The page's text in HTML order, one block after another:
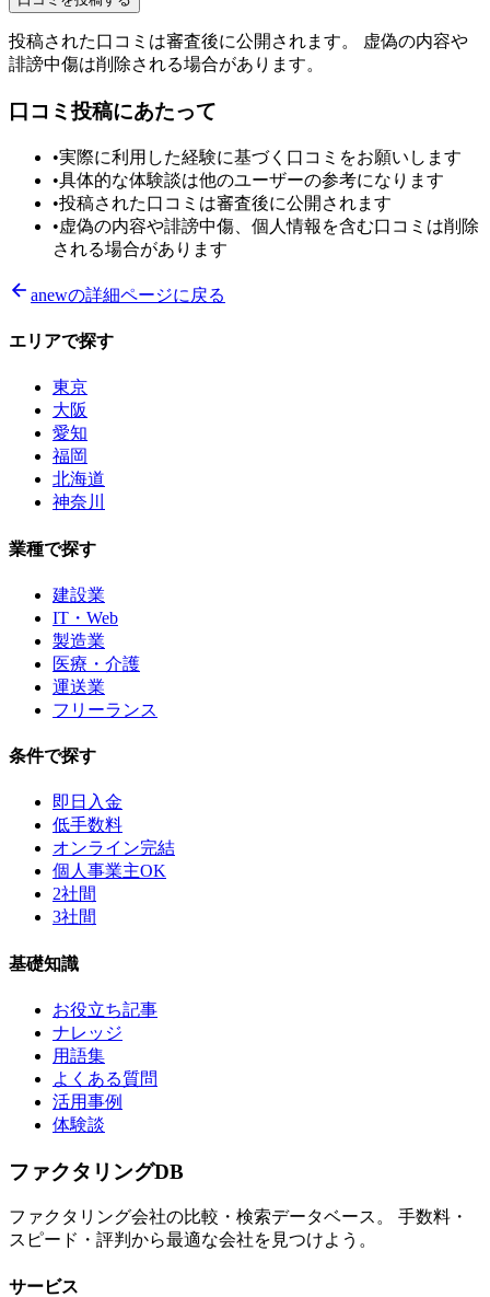
投稿された口コミは審査後に公開されます。 虚偽の内容や
誹謗中傷は削除される場合があります。
口コミ投稿にあたって
•実際に利用した経験に基づく口コミをお願いします
•具体的な体験談は他のユーザーの参考になります
•投稿された口コミは審査後に公開されます
•虚偽の内容や誹謗中傷、個人情報を含む口コミは削除
される場合があります
anewの詳細ページに戻る
エリアで探す
東京
大阪
愛知
福岡
北海道
神奈川
業種で探す
建設業
IT・Web
製造業
医療・介護
運送業
フリーランス
条件で探す
即日入金
低手数料
オンライン完結
個人事業主OK
2社間
3社間
基礎知識
お役立ち記事
ナレッジ
用語集
よくある質問
活用事例
体験談
ファクタリングDB
ファクタリング会社の比較・検索データベース。 手数料・
スピード・評判から最適な会社を見つけよう。
サービス